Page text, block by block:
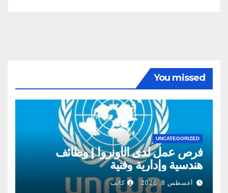
You missed
UNCATEGORIZED
فرص عمل لدى الأونروا | وظائف
هندسية وإدارية وفنية
أغسطس 8, 2026 كاتب